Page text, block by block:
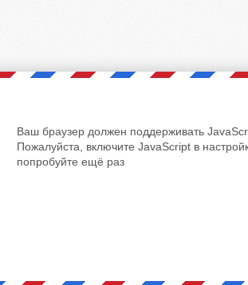
Ваш браузер должен поддерживать
Пожалуйста, включите JavaScript в
попробуйте ещё раз